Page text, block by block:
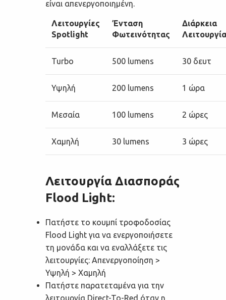
είναι απενεργοποιημένη.
Λειτουργίες
Spotlight
Ένταση
Φωτεινότητας
Διάρκεια
Turbo 500 lumens 30 δευτ
Υψηλή 200 lumens 1 ώρα
Μεσαία 100 lumens 2 ώρες
Χαμηλή 30 lumens 3 ώρες
Λειτουργία Διασποράς
Flood Light:
Πατήστε το κουμπί τροφοδοσίας
Flood Light για να ενεργοποιήσετε
τη μονάδα και να εναλλάξετε τις
λειτουργίες: Απενεργοποίηση >
Υψηλή > Χαμηλή
Πατήστε παρατεταμένα για την
λειτουργία Direct-To-Red όταν η